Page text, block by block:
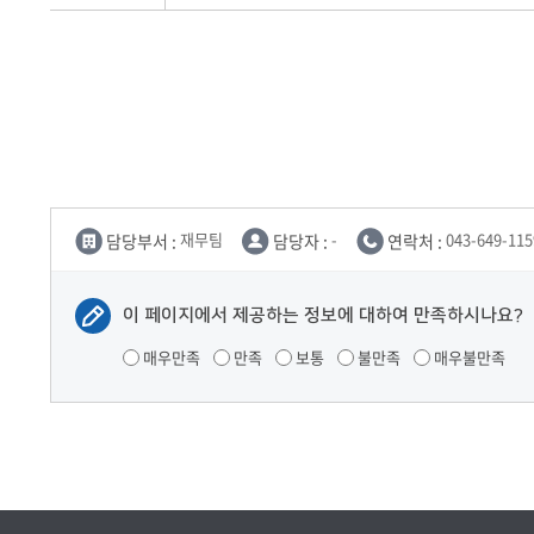
담당부서 : 재무팀 담당자 : - 연락처 : 043-649-
이 페이지에서 제공하는 정보에 대하여 만족하시나요?
매우만족 만족 보통 불만족 매우불만족